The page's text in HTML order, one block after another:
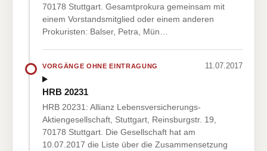
70178 Stuttgart. Gesamtprokura gemeinsam mit
einem Vorstandsmitglied oder einem anderen
Prokuristen: Balser, Petra, Mün…
VORGÄNGE OHNE EINTRAGUNG 11.07.2017
HRB 20231
HRB 20231: Allianz Lebensversicherungs-
Aktiengesellschaft, Stuttgart, Reinsburgstr. 19,
70178 Stuttgart. Die Gesellschaft hat am
10.07.2017 die Liste über die Zusammensetzung